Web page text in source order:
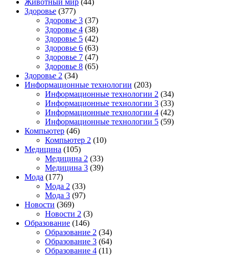
Здоровье (377)
Здоровье 3 (37)
Здоровье 4 (38)
Здоровье 5 (42)
Здоровье 6 (63)
Здоровье 7 (47)
Здоровье 8 (65)
Здоровье 2 (34)
Информационные технологии (203)
Информационные технологии 2 (34)
Информационные технологии 3 (33)
Информационные технологии 4 (42)
Информационные технологии 5 (59)
Компьютер (46)
Компьютер 2 (10)
Медицина (105)
Медицина 2 (33)
Медицина 3 (39)
Мода (177)
Мода 2 (33)
Мода 3 (97)
Новости (369)
Новости 2 (3)
Образование (146)
Образование 2 (34)
Образование 3 (64)
Образование 4 (11)